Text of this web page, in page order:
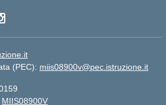
(PEC): miis08900v@pec.istruzione.it
MIIS08900V